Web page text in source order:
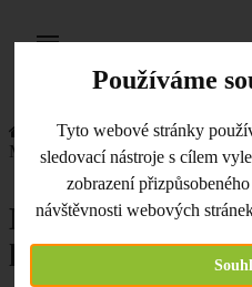
Používáme
Tyto webové stránky
sledovací nástroje s cílem
zobrazení
návštěvnosti webových
Úvodní strana
Co je nového
Moiko stítotisky - lamy, knoflík,
Moiko stítotisky
listy